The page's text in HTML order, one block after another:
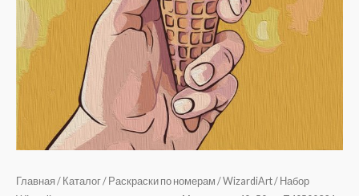
Главная / Каталог/ Раскраски по номерам /WizardiArt/ Набор